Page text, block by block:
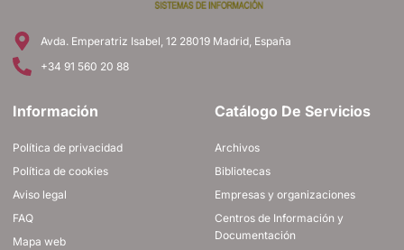
Avda. Emperatriz Isabel, 12 28019 Madrid, España
+34 91 560 20 88
Información
Política de privacidad
Política de cookies
Aviso legal
FAQ
Mapa web
Catálogo De Servicios
Archivos
Bibliotecas
Empresas y organizaciones
Centros de Información y
Documentación